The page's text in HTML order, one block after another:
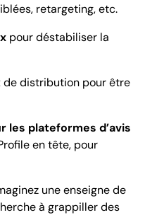
retargeting, etc.
pour déstabiliser la
de distribution pour être
les plateformes d’avis
en tête, pour
une enseigne de
à grappiller des